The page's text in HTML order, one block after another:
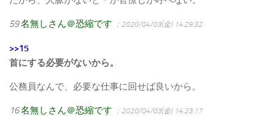
59名無しさん＠恐縮です ：2020/04/03(金) 14:29:32
>>15
首にする必要がないから。
公務員なんで、必要な仕事に回せば良いから。
16名無しさん＠恐縮です ：2020/04/03(金) 14:23:17